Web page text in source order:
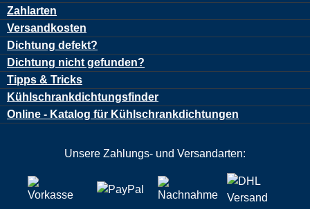
Zahlarten
Versandkosten
Dichtung defekt?
Dichtung nicht gefunden?
Tipps & Tricks
Kühlschrankdichtungsfinder
Online - Katalog für Kühlschrankdichtungen
Unsere Zahlungs- und Versandarten: